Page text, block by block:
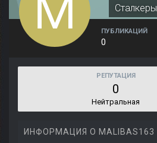
Сталкеры
ПУБЛИКАЦИЙ
0
РЕПУТАЦИЯ
0
Нейтральная
ИНФОРМАЦИЯ О MALIBAS163